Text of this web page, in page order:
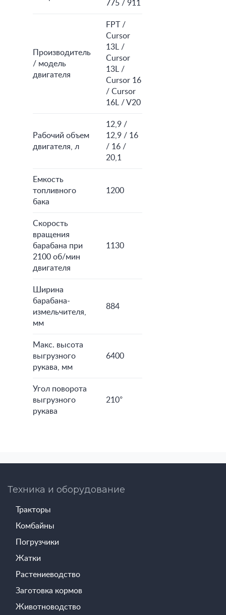
775 / 911
Производитель
/ модель
двигателя
FPT /
Cursor
13L /
Cursor
13L /
Cursor 16
/ Cursor
16L / V20
Рабочий объем
двигателя, л
12,9 /
12,9 / 16
/ 16 /
20,1
Емкость
топливного
бака
1200
Скорость
вращения
барабана при
2100 об/мин
двигателя
1130
Ширина
барабана-
измельчителя,
мм
884
Макс. высота
выгрузного
рукава, мм
6400
Угол поворота
выгрузного
рукава
210°
Техника и оборудование
Тракторы
Комбайны
Погрузчики
Жатки
Растениеводство
Заготовка кормов
Животноводство